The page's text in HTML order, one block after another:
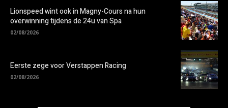
Lionspeed wint ook in Magny-Cours na hun
overwinning tijdens de 24u van Spa
02/08/2026
Eerste zege voor Verstappen Racing
02/08/2026